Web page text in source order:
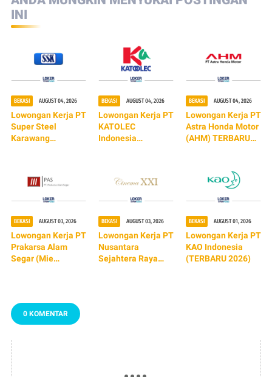
INI
BEKASI AUGUST 04, 2026
Lowongan Kerja PT
Super Steel
Karawang
BEKASI AUGUST 04, 2026
Lowongan Kerja PT
KATOLEC
Indonesia
BEKASI AUGUST 04, 2026
Lowongan Kerja PT
Astra Honda Motor
(AHM) TERBARU
BEKASI AUGUST 03, 2026
Lowongan Kerja PT
Prakarsa Alam
Segar (Mie
BEKASI AUGUST 03, 2026
Lowongan Kerja PT
Nusantara
Sejahtera Raya
BEKASI AUGUST 01, 2026
Lowongan Kerja PT
KAO Indonesia
(TERBARU 2026)
0 KOMENTAR